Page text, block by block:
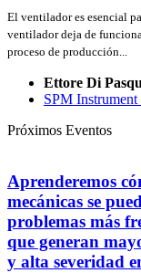
El ventilador es esencial
ventilador deja de
proceso de producción...
Ettore Di
SPM Instrument
Próximos Eventos
Aprenderemos
mecánicas se
problemas más
que generan
y alta severidad